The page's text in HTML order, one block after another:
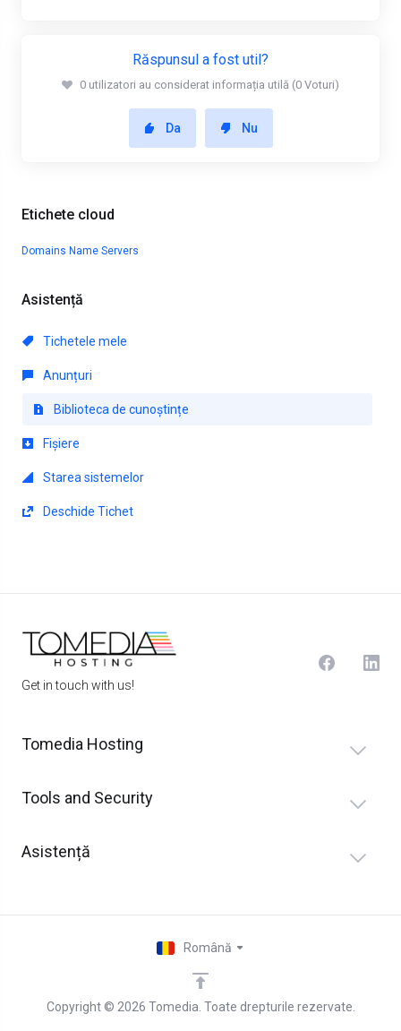
Etichete cloud
Domains Name Servers
Asistență
Tichetele mele
Anunțuri
Biblioteca de cunoștințe
Fișiere
Starea sistemelor
Deschide Tichet
Răspunsul a fost util?
0 utilizatori au considerat informația utilă (0 Voturi)
Da Nu
Get in touch with us!
Tomedia Hosting
Tools and Security
Asistență
Copyright © 2026 Tomedia. Toate drepturile rezervate.
Română